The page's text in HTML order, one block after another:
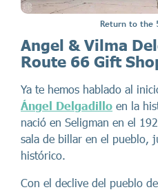
Return to the
Angel & Vilma
Route 66 Gift
Ya te hemos hablado al
Ángel Delgadillo en la
nació en Seligman en el
sala de billar en el pueblo,
histórico.
Con el declive del pueblo